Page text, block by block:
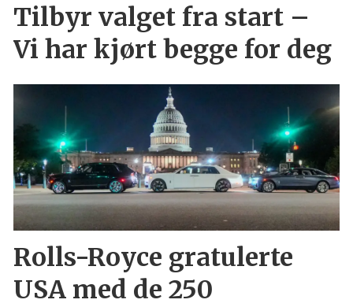
Tilbyr valget fra start –
Vi har kjørt begge for deg
Rolls-Royce gratulerte
USA med de 250